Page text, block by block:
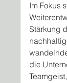
Im Fokus
Stärkung
die